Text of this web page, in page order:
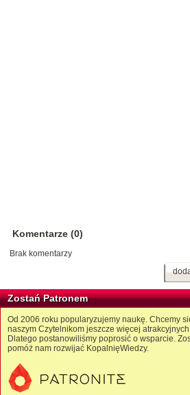
Komentarze (0)
Brak komentarzy
Zostań Patronem
Od 2006 roku popularyzujemy naukę. Chcemy
naszym Czytelnikom jeszcze więcej
Dlatego postanowiliśmy poprosić o wsparcie.
pomóż nam rozwijać KopalnięWiedzy.